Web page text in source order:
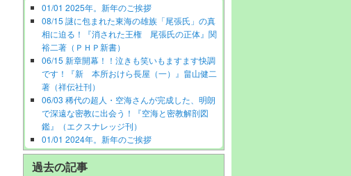
01/01 2025年。新年のご挨拶
08/15 謎に包まれた東海の雄族「尾張氏」の真
相に迫る！『消された王権 尾張氏の正体』関
裕二著（ＰＨＰ新書）
06/15 新章開幕！！泣きも笑いもますます快調
です！『新 本所おけら長屋（一）』畠山健二
著（祥伝社刊）
06/03 稀代の超人・空海さんが完成した、明朗
で深遠な密教に出会う！『空海と密教解剖図
鑑』（エクスナレッジ刊）
01/01 2024年。新年のご挨拶
過去の記事